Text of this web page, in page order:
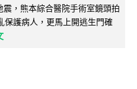
，熊本綜合醫院手術室鏡頭拍
保護病人，更馬上開逃生門確